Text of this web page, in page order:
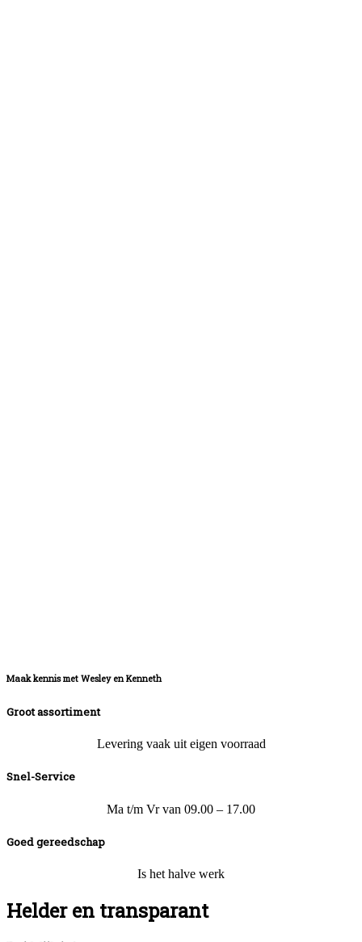
Maak kennis met Wesley en Kenneth
Groot assortiment
Levering vaak uit eigen voorraad
Snel-Service
Ma t/m Vr van 09.00 – 17.00
Goed gereedschap
Is het halve werk
Helder en transparant